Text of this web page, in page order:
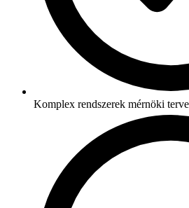
Komplex rendszerek mérnöki